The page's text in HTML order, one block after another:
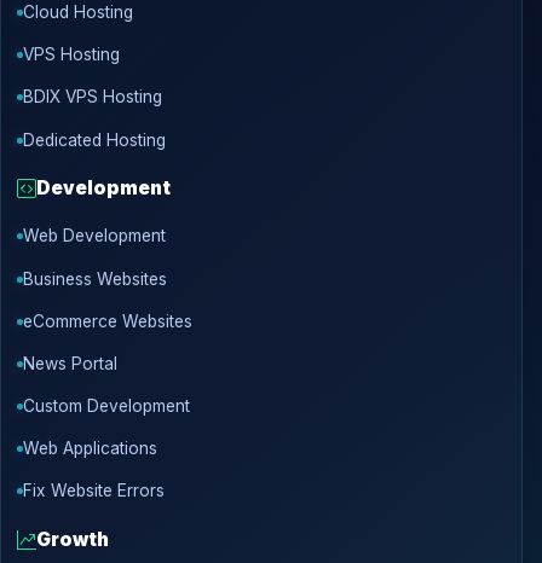
Cloud Hosting
VPS Hosting
BDIX VPS Hosting
Dedicated Hosting
Development
Web Development
Business Websites
eCommerce Websites
News Portal
Custom Development
Web Applications
Fix Website Errors
Growth